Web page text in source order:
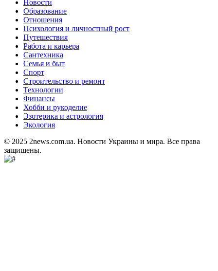
Новости
Образование
Отношения
Психология и личностный рост
Путешествия
Работа и карьера
Сантехника
Семья и быт
Спорт
Строительство и ремонт
Технологии
Финансы
Хобби и рукоделие
Эзотерика и астрология
Экология
© 2025 2news.com.ua. Новости Украины и мира. Все права
защищены.